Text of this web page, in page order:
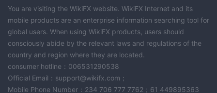
You are visiting the WikiFX website. WikiFX Internet and its
mobile products are an enterprise information searching tool for
global users. When using WikiFX products, users should
consciously abide by the relevant laws and regulations of the
country and region where they are located.
consumer hotline：006531290538
Official Email：support@wikifx.com；
Mobile Phone Number：234 706 777 7762；61 449895363